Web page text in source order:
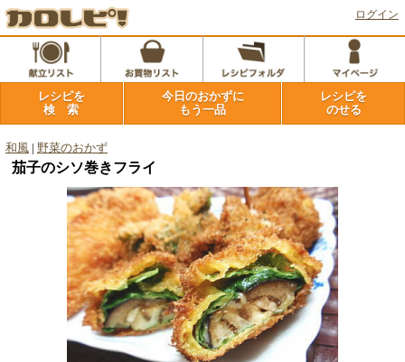
ログイン
レシピを
検 索
今日のおかずに
もう一品
レシピを
のせる
和風 野菜のおかず
茄子のシソ巻きフライ